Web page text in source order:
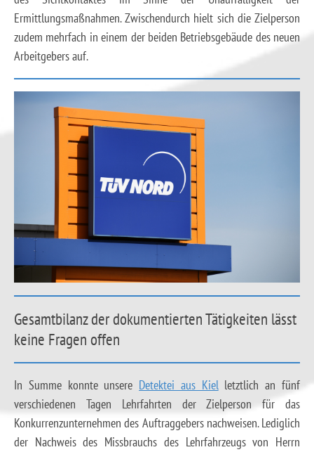
Ermittlungsmaßnahmen. Zwischendurch hielt sich die Zielperson
zudem mehrfach in einem der beiden Betriebsgebäude des neuen
Arbeitgebers auf.
Gesamtbilanz der dokumentierten Tätigkeiten lässt
keine Fragen offen
In Summe konnte unsere Detektei aus Kielletztlich an fünf
verschiedenen Tagen Lehrfahrten der Zielperson für das
Konkurrenzunternehmen des Auftraggebers nachweisen. Lediglich
der Nachweis des Missbrauchs des Lehrfahrzeugs von Herrn